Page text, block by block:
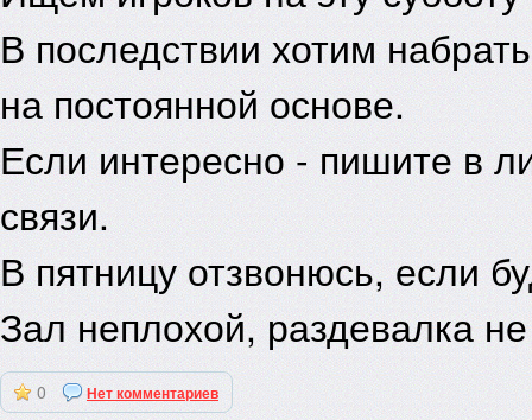
Все права на материалы, размещенные на сайте ИА «Росбалт»,
При полном или частичном использовании аналитики, интервью
обязательна.
Использование иллюстраций возможно только с письменного
© 2015 Программирование и дизайн: Дирекция интернет-проектов ИА
© 2015 ИА «Росбалт»
В последствии хотим
на постоянной основе.
Если интересно - пишите в
связи.
В пятницу отзвонюсь, если
Зал неплохой, раздевалка
0 Нет комментариев